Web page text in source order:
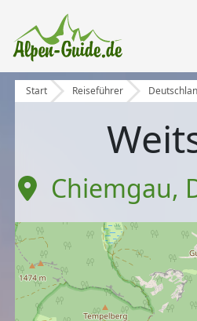
Start Reiseführer
Chiemgau,